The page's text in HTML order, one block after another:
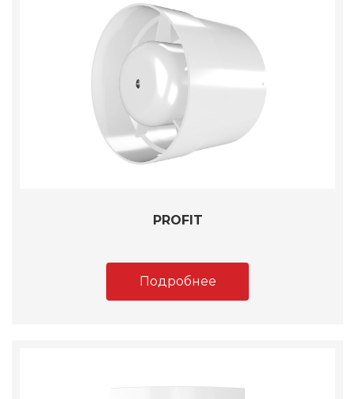
PROFIT
Подробнее